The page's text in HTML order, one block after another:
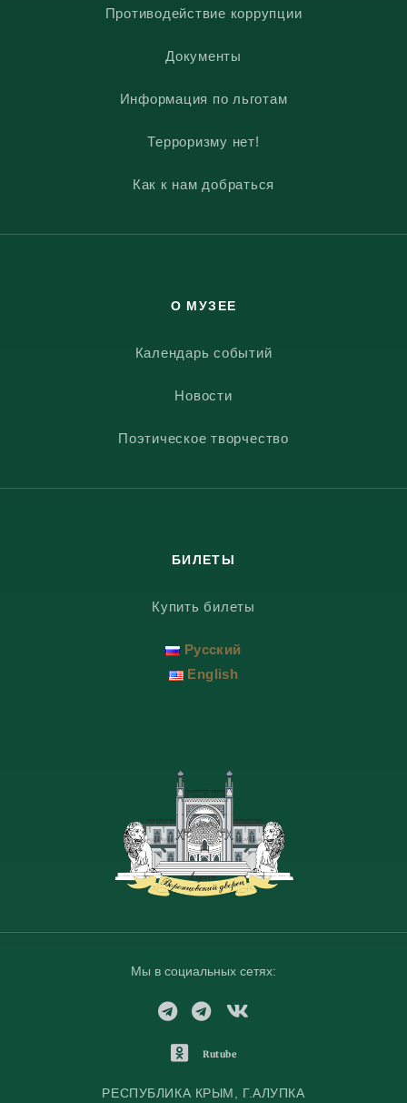
Мы в социальных сетях:
T
l
g
T
l
g
t
O
n
Rutube
РЕСПУБЛИКА КРЫМ, Г.АЛУПКА
Противодействие коррупции
Документы
Информация по льготам
Терроризму нет!
Как к нам добраться
О МУЗЕЕ
Календарь событий
Новости
Поэтическое творчество
БИЛЕТЫ
Купить билеты
Русский
English